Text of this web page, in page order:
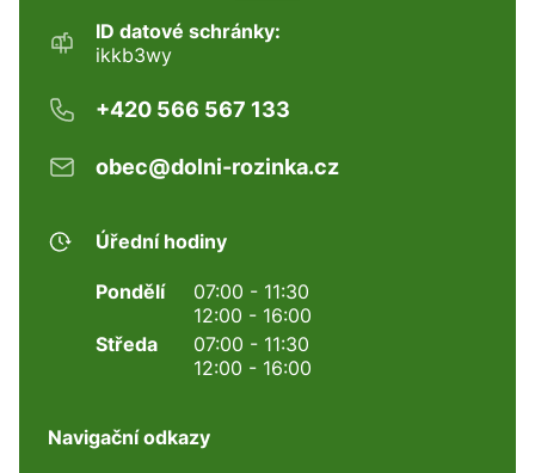
ID datové schránky:
ikkb3wy
+420 566 567 133
obec@dolni-rozinka.cz
Úřední hodiny
Pondělí
07:00 - 11:30
12:00 - 16:00
Středa
07:00 - 11:30
12:00 - 16:00
Navigační odkazy